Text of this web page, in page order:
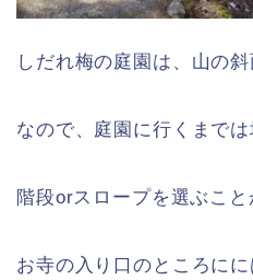
しだれ梅の庭園は、山の
なので、庭園に行くまで
階段orスロープを選ぶこ
お寺の入り口のところに